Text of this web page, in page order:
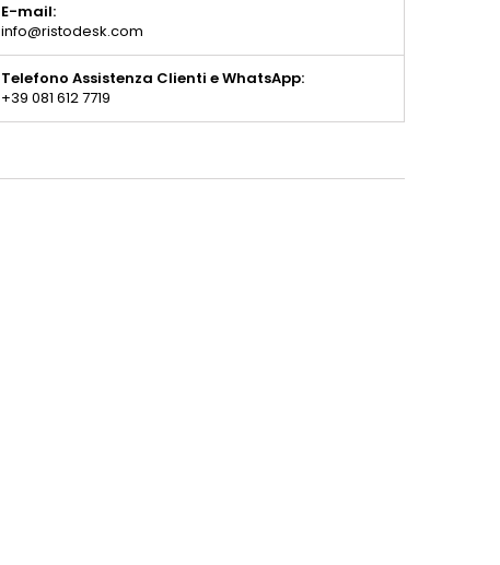
E-mail:
info@ristodesk.com
Telefono Assistenza Clienti e WhatsApp:
+39 081 612 7719